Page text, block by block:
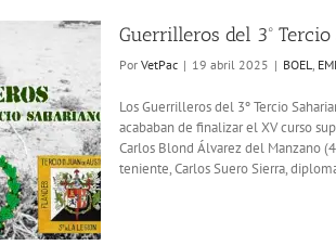
Guerrilleros del 3º Tercio
Por VetPac | 19 abril 2025 | BOEL,
Los Guerrilleros del 3º Tercio
acababan de finalizar el XV curso
Carlos Blond Álvarez del Manzano
teniente, Carlos Suero Sierra,